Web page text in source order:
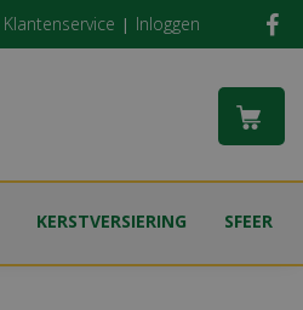
Klantenservice Inloggen
KERSTVERSIERING SFEER